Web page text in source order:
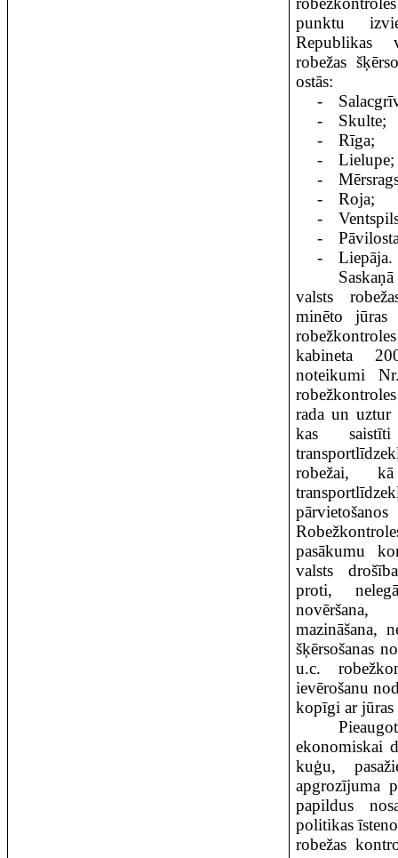
punktu
Republikas
robežas
ostās:
-
-
Skulte;
-
Rīga;
-
Lielupe;
-
-
Roja;
-
-
-
Liepāja.
valsts
minēto jūras
kabineta
noteikumi
rada un uztur
kas
robežai,
pasākumu
valsts
proti,
mazināšana,
šķērsošanas
u.c.
ievērošanu
kopīgi ar jūras
ekonomiskai
kuģu,
apgrozījuma
papildus
politikas
robežas